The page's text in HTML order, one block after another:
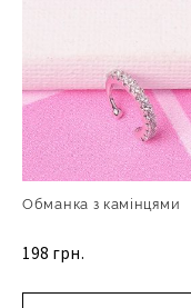
Обманка з камінцями
198 грн.